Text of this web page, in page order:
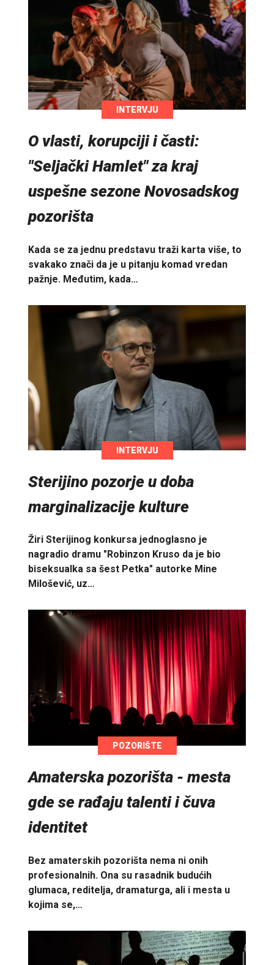
INTERVJU
O vlasti, korupciji i časti:
"Seljački Hamlet" za kraj
uspešne sezone Novosadskog
pozorišta
Kada se za jednu predstavu traži karta više, to
svakako znači da je u pitanju komad vredan
pažnje. Međutim, kada…
INTERVJU
Sterijino pozorje u doba
marginalizacije kulture
Žiri Sterijinog konkursa jednoglasno je
nagradio dramu "Robinzon Kruso da je bio
biseksualka sa šest Petka" autorke Mine
Milošević, uz…
POZORIŠTE
Amaterska pozorišta - mesta
gde se rađaju talenti i čuva
identitet
Bez amaterskih pozorišta nema ni onih
profesionalnih. Ona su rasadnik budućih
glumaca, reditelja, dramaturga, ali i mesta u
kojima se,…